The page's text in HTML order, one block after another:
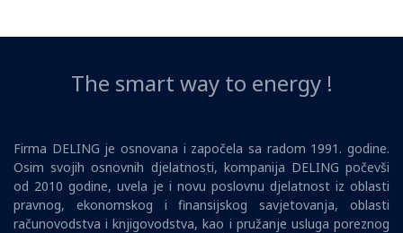
The smart way to energy !
Firma DELING je osnovana i započela sa radom 1991. godine.
Osim svojih osnovnih djelatnosti, kompanija DELING počevši
od 2010 godine, uvela je i novu poslovnu djelatnost iz oblasti
pravnog, ekonomskog i finansijskog savjetovanja, oblasti
računovodstva i knjigovodstva, kao i pružanje usluga poreznog